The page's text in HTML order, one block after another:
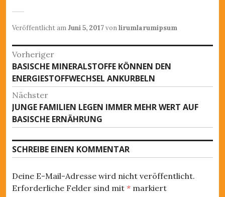
Veröffentlicht amJuni 5, 2017vonlirumlarumipsum
B
e
i
t
r
a
g
s
Vorheriger
V
o
r
h
e
r
i
g
r
B
BASISCHE MINERALSTOFFE KÖNNEN DEN
ENERGIESTOFFWECHSEL ANKURBELN
Nächster
N
ä
c
h
s
e
r
JUNGE FAMILIEN LEGEN IMMER MEHR WERT AUF
BASISCHE ERNÄHRUNG
SCHREIBE EINEN KOMMENTAR
Deine E-Mail-Adresse wird nicht veröffentlicht.
Erforderliche Felder sind mit * markiert